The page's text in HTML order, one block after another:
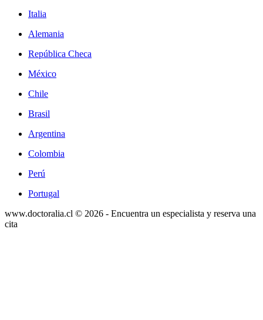
Italia
Alemania
República Checa
México
Chile
Brasil
Argentina
Colombia
Perú
Portugal
www.doctoralia.cl © 2026 - Encuentra un especialista y reserva una
cita